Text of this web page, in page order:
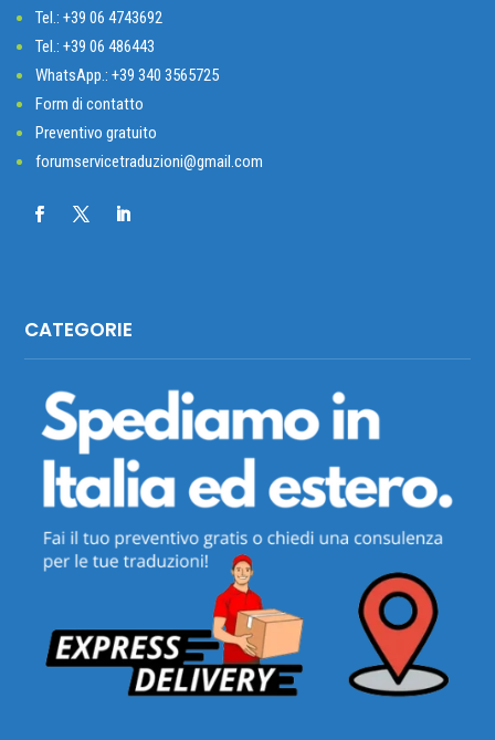
Tel.: +39 06 4743692
Tel.: +39 06 486443
WhatsApp.: +39 340 3565725
Form di contatto
Preventivo gratuito
forumservicetraduzioni@gmail.com
CATEGORIE